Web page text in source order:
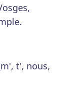
t', nous,